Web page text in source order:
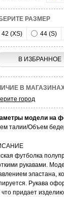
РАЗМЕР
42 (XS) 44 (S)
В ИЗБРАННОЕ
В
город
модели на
талии/Объем
футболка
рукавами.
эластана,
Рукава
что придает